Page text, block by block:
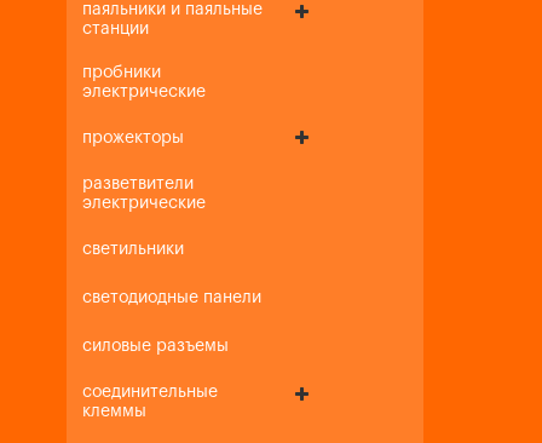
паяльники и паяльные
станции
пробники
электрические
прожекторы
разветвители
электрические
светильники
светодиодные панели
силовые разъемы
соединительные
клеммы